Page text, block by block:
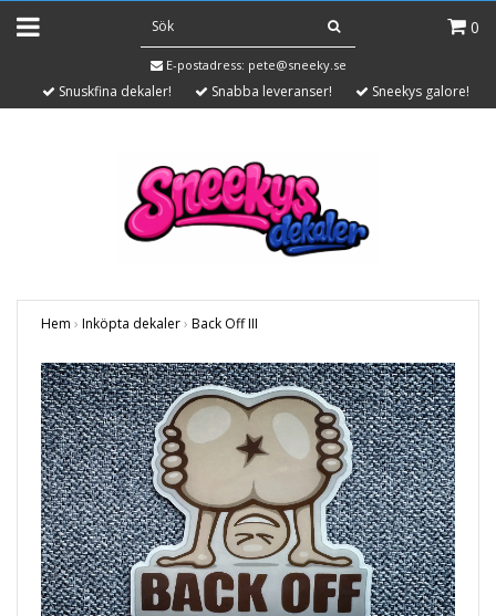
0
E-postadress: pete@sneeky.se
Snuskfina dekaler! Snabba leveranser! Sneekys galore!
Hem › Inköpta dekaler› Back Off III